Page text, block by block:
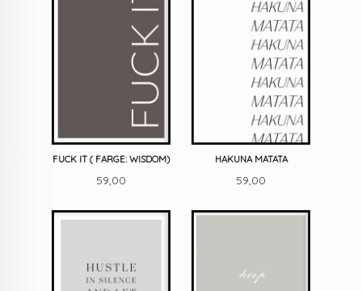
FUCK IT ( FARGE: WISDOM)
Pris
59,00
HAKUNA MATATA
Pris
59,00